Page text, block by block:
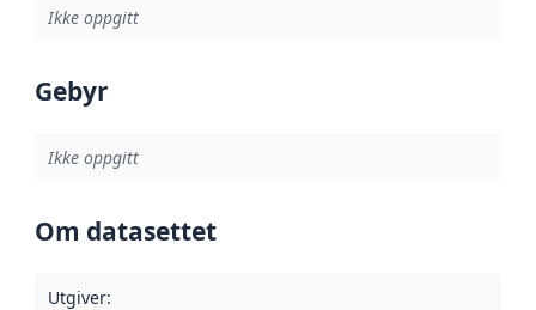
Ikke oppgitt
Gebyr
Ikke oppgitt
Om datasettet
Utgiver: